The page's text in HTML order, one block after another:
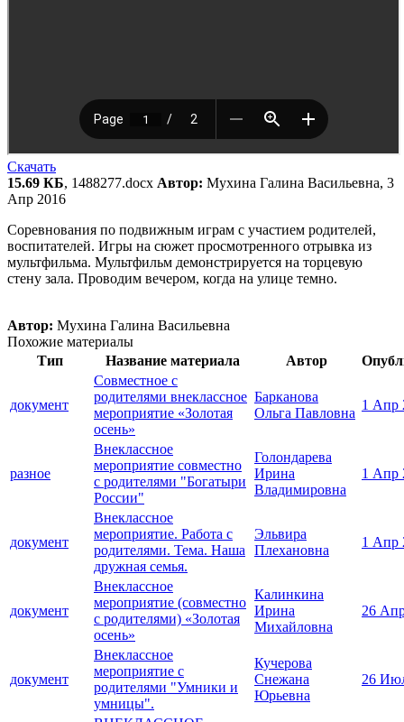
Скачать
15.69 КБ, 1488277.docx Автор: Мухина Галина Васильевна, 3
Апр 2016
Соревнования по подвижным играм с участием родителей,
воспитателей. Игры на сюжет просмотренного отрывка из
мультфильма. Мультфильм демонстрируется на торцевую
стену зала. Проводим вечером, когда на улице темно.
Автор: Мухина Галина Васильевна
Похожие материалы
Тип
Название материала Автор
документ
Совместное с
родителями внеклассное
мероприятие «Золотая
осень»
Барканова
Ольга Павловна
1 Апр
разное
Внеклассное
мероприятие совместно
с родителями "Богатыри
России"
Голондарева
Ирина
Владимировна
1 Апр
документ
Внеклассное
мероприятие. Работа с
родителями. Тема. Наша
дружная семья.
Эльвира
Плехановна
1 Апр
документ
Внеклассное
мероприятие (совместно
с родителями) «Золотая
осень»
Калинкина
Ирина
Михайловна
26
документ
Внеклассное
мероприятие с
родителями "Умники и
умницы".
Кучерова
Снежана
Юрьевна
26